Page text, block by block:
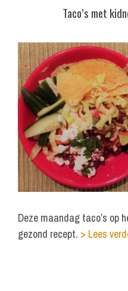
Taco’s met
Deze maandag taco’s op
gezond recept. > Lees